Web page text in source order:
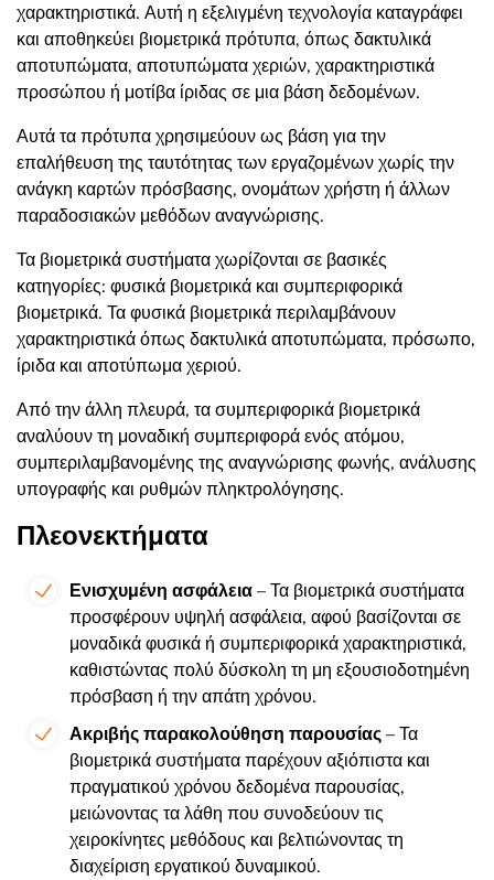
χαρακτηριστικά. Αυτή η εξελιγμένη τεχνολογία καταγράφει
και αποθηκεύει βιομετρικά πρότυπα, όπως δακτυλικά
αποτυπώματα, αποτυπώματα χεριών, χαρακτηριστικά
προσώπου ή μοτίβα ίριδας σε μια βάση δεδομένων.
Αυτά τα πρότυπα χρησιμεύουν ως βάση για την
επαλήθευση της ταυτότητας των εργαζομένων χωρίς την
ανάγκη καρτών πρόσβασης, ονομάτων χρήστη ή άλλων
παραδοσιακών μεθόδων αναγνώρισης.
Τα βιομετρικά συστήματα χωρίζονται σε βασικές
κατηγορίες: φυσικά βιομετρικά και συμπεριφορικά
βιομετρικά. Τα φυσικά βιομετρικά περιλαμβάνουν
χαρακτηριστικά όπως δακτυλικά αποτυπώματα, πρόσωπο,
ίριδα και αποτύπωμα χεριού.
Από την άλλη πλευρά, τα συμπεριφορικά βιομετρικά
αναλύουν τη μοναδική συμπεριφορά ενός ατόμου,
συμπεριλαμβανομένης της αναγνώρισης φωνής, ανάλυσης
υπογραφής και ρυθμών πληκτρολόγησης.
Πλεονεκτήματα
Ενισχυμένη ασφάλεια– Τα βιομετρικά συστήματα
προσφέρουν υψηλή ασφάλεια, αφού βασίζονται σε
μοναδικά φυσικά ή συμπεριφορικά χαρακτηριστικά,
καθιστώντας πολύ δύσκολη τη μη εξουσιοδοτημένη
πρόσβαση ή την απάτη χρόνου.
Ακριβής παρακολούθηση παρουσίας– Τα
βιομετρικά συστήματα παρέχουν αξιόπιστα και
πραγματικού χρόνου δεδομένα παρουσίας,
μειώνοντας τα λάθη που συνοδεύουν τις
χειροκίνητες μεθόδους και βελτιώνοντας τη
διαχείριση εργατικού δυναμικού.